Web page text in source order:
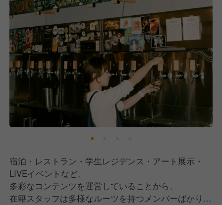
「つながり」の先を信じ、「独自のカルチャー」を作
り、「地域社会に貢献」する。
これまでそこに存在していなかったつながりや面白さ
が"ハブ"を通じて
地域社会に良い影響を与え、貢献することこそが私た
ちの存在意義です。
宿泊・レストラン・学生レジデンス・アート展示・
LIVEイベントなど、
多彩なコンテンツを運営していることから、
在籍スタッフは多様なルーツを持つメンバーばかり。